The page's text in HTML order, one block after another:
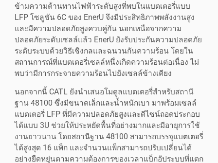
ข้ามความต้านทานไฟฟ้าระดับสูงที่พบในแบตเตอรี่แบบ
LFP โซลูชัน 6C ของ EnerU จึงมีประสิทธิภาพพลังงานสูง
และมีความปลอดภัยสูงควบคู่กัน นอกเหนือจากความ
ปลอดภัยระดับเซลล์แล้ว EnerU ยังรับประกันความปลอดภัย
ระดับระบบด้วยวิธีเชิงกลและฉนวนกันความร้อน โดยใน
สถานการณ์ที่แบตเตอรี่เซลล์หนึ่งเกิดความร้อนต่อเนื่อง ไม่
พบว่ามีการกระจายความร้อนไปยังเซลล์ข้างเคียง
นอกจากนี้ CATL ยังนำเสนอโมดูลแบตเตอรี่สำหรับสถานี
ฐาน 48100 ซึ่งมีขนาดเล็กและน้ำหนักเบา มาพร้อมเซลล์
แบตเตอรี่ LFP ที่มีความปลอดภัยสูงและดีไซน์ถอดประกอบ
ได้แบบ 3U ช่วยให้ประหยัดพื้นที่อย่างมากและมีอายุการใช้
งานยาวนาน โดยสถานีฐาน 48100 สามารถบรรจุแบตเตอรี่
ได้สูงสุด 16 แพ็ก และจำนวนแพ็กสามารถปรับเปลี่ยนได้
อย่างยืดหยุ่นตามความต้องการของเวลาแบ็กอัประบบที่แตก